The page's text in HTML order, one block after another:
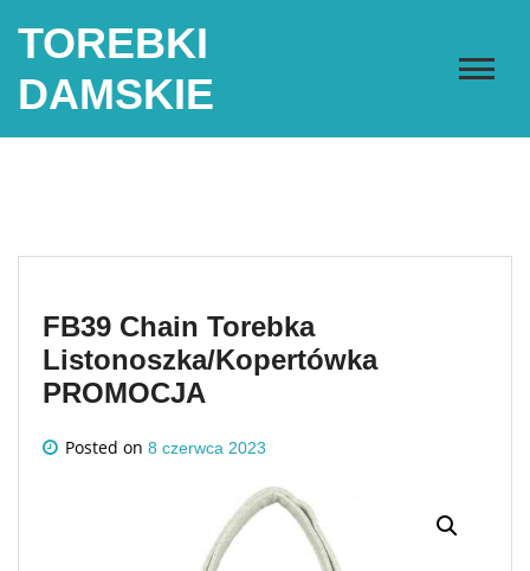
TOREBKI
DAMSKIE
FB39 Chain Torebka
Listonoszka/Kopertówka
PROMOCJA
Posted on 8 czerwca 2023